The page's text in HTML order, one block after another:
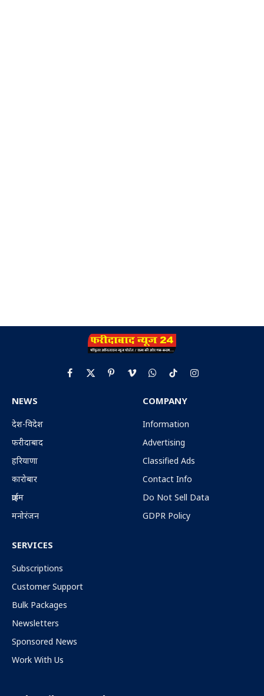
Facebook
X
PinterestVimeoWhatsApp
TikTokInstagram
NEWS
देश-विदेश
फरीदाबाद
हरियाणा
कारोबार
क्राईम
मनोरंजन
COMPANY
Information
Advertising
Classified Ads
Contact Info
Do Not Sell Data
GDPR Policy
SERVICES
Subscriptions
Customer Support
Bulk Packages
Newsletters
Sponsored News
Work With Us